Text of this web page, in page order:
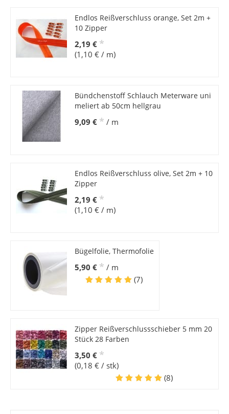
Endlos Reißverschluss orange, Set 2m +
10 Zipper
2,19 € *
(1,10 € / m)
Bündchenstoff Schlauch Meterware uni
meliert ab 50cm hellgrau
9,09 € * / m
Endlos Reißverschluss olive, Set 2m + 10
Zipper
2,19 € *
(1,10 € / m)
Bügelfolie, Thermofolie
5,90 € * / m
(7)
Zipper Reißverschlussschieber 5 mm 20
Stück 28 Farben
3,50 € *
(0,18 € / stk)
(8)